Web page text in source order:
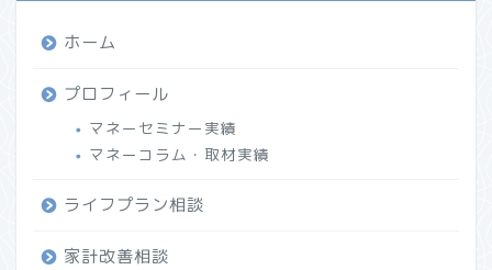
ホーム
プロフィール
マネーセミナー実績
マネーコラム・取材実績
ライフプラン相談
家計改善相談